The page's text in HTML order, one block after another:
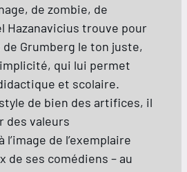
de zombie, de
Hazanavicius trouve pour
Grumberg le ton juste,
qui lui permet
et scolaire.
de bien des artifices, il
des valeurs
de l’exemplaire
de ses comédiens – au